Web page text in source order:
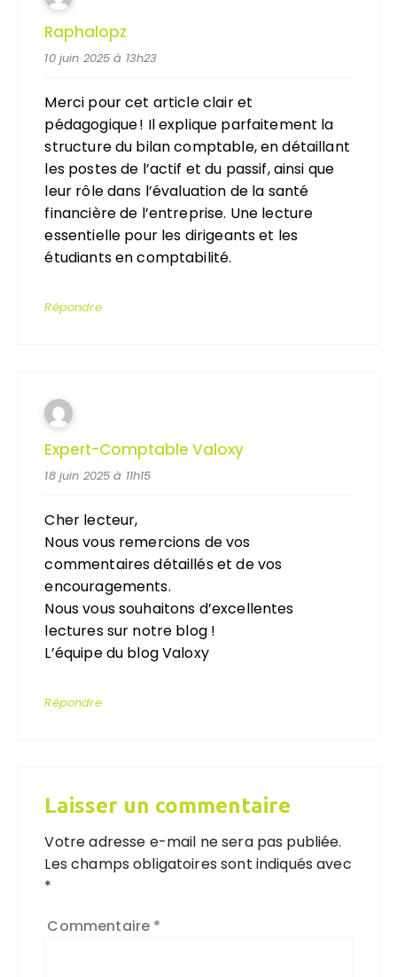
Raphalopz
10 juin 2025 à 13h23
Merci pour cet article clair et
pédagogique ! Il explique parfaitement la
structure du bilan comptable, en détaillant
les postes de l’actif et du passif, ainsi que
leur rôle dans l’évaluation de la santé
financière de l’entreprise. Une lecture
essentielle pour les dirigeants et les
étudiants en comptabilité.
Répondre
Expert-Comptable Valoxy
18 juin 2025 à 11h15
Cher lecteur,
Nous vous remercions de vos
commentaires détaillés et de vos
encouragements.
Nous vous souhaitons d’excellentes
lectures sur notre blog !
L’équipe du blog Valoxy
Répondre
Laisser un commentaire
Votre adresse e-mail ne sera pas publiée.
Les champs obligatoires sont indiqués avec
*
Commentaire *